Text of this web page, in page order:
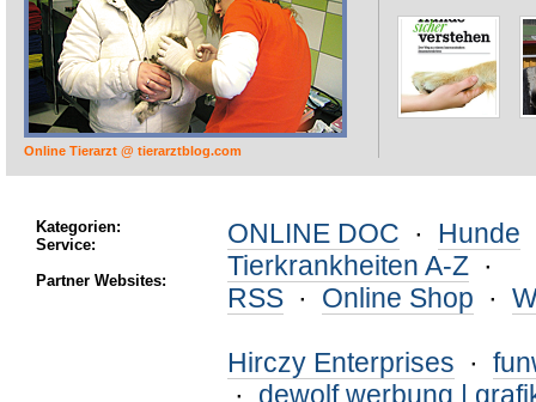
Online Tierarzt @ tierarztblog.com
Kategorien:
Service:
Partner Websites:
ONLINE DOC · Hunde
Tierkrankheiten A-Z ·
RSS · Online Shop ·
Hirczy Enterprises ·
· dewolf werbung |